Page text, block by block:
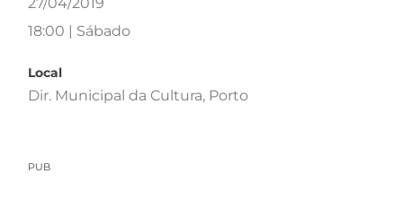
18:00 | Sábado
Local
Dir. Municipal da Cultura, Porto
PUB